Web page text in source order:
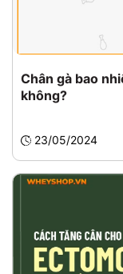
Chân gà bao
không?
23/05/2024